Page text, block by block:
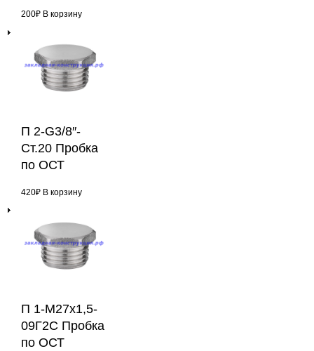
200₽ В корзину
П 2-G3/8″-
Ст.20 Пробка
по ОСТ
420₽ В корзину
П 1-М27х1,5-
09Г2С Пробка
по ОСТ